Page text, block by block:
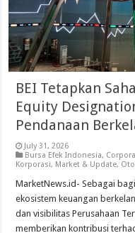
BEI Tetapkan
Equity
Pendanaan
July 31, 2026
Bursa Efek Indonesia,
Korporasi, Market & Update,
MarketNews.id- Sebagai
ekosistem keuangan
dan visibilitas Perusahaan
memberikan kontribusi